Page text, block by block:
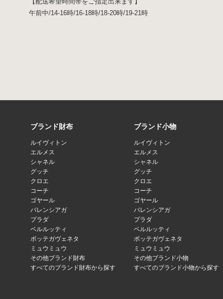
午前中/14-16時/16-18時/18-20時/19-21時
ブランド財布
ルイヴィトン
エルメス
シャネル
グッチ
クロエ
コーチ
ゴヤール
バレンシアガ
プラダ
ベルルッティ
ボッテガヴェネタ
ミュウミュウ
その他ブランド財布
すべてのブランド財布から探す
ブランド小物
ルイヴィトン
エルメス
シャネル
グッチ
クロエ
コーチ
ゴヤール
バレンシアガ
プラダ
ベルルッティ
ボッテガヴェネタ
ミュウミュウ
その他ブランド小物
すべてのブランド小物から探す